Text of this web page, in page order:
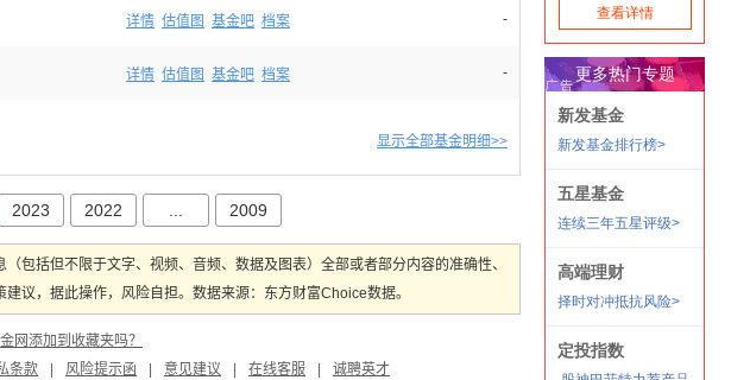
详情 估值图 基金吧 档案 -
详情 估值图 基金吧 档案 -
显示全部基金明细>>
2023 2022 2009
包括但不限于文字、视频、音频、数据及图表）全部或者部分内容的准确性、
议，据此操作，风险自担。数据来源：东方财富Choice数据。
网添加到收藏夹吗？
条款 风险提示函 意见建议 在线客服 诚聘英才